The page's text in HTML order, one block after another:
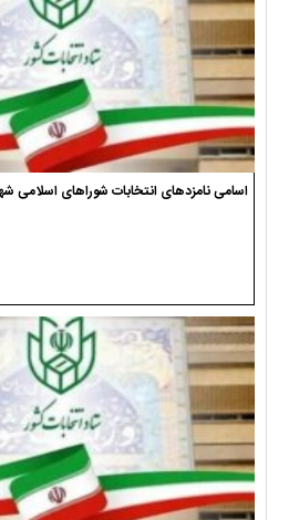
اسامی نامزدهای انتخابات شوراهای اسلامی